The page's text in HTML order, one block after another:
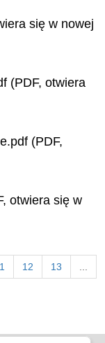
się w nowej
(PDF, otwiera
(PDF,
otwiera się w
12 13